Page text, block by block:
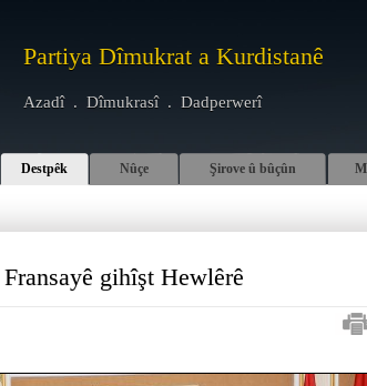
Destpêk Nûçe Şirove û bûçûn
Partiya Dîmukrat a Kurdistanê
Azadî . Dîmukrasî . Dadperwerî
gihîşt Hewlêrê